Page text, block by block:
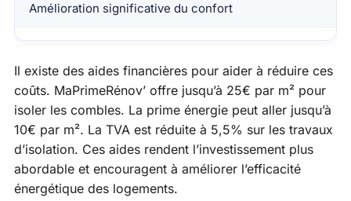
Amélioration significative du confort
Il existe des aides financières pour aider à réduire ces
coûts. MaPrimeRénov’ offre jusqu’à 25€ par m² pour
isoler les combles. La prime énergie peut aller jusqu’à
10€ par m². La TVA est réduite à 5,5% sur les travaux
d’isolation. Ces aides rendent l’investissement plus
abordable et encouragent à améliorer l’efficacité
énergétique des logements.